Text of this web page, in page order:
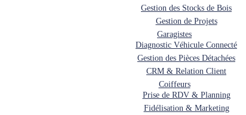
Gestion des Stocks de Bois
Gestion de Projets
Garagistes
Diagnostic Véhicule Connecté
Gestion des Pièces Détachées
CRM & Relation Client
Coiffeurs
Prise de RDV & Planning
Fidélisation & Marketing